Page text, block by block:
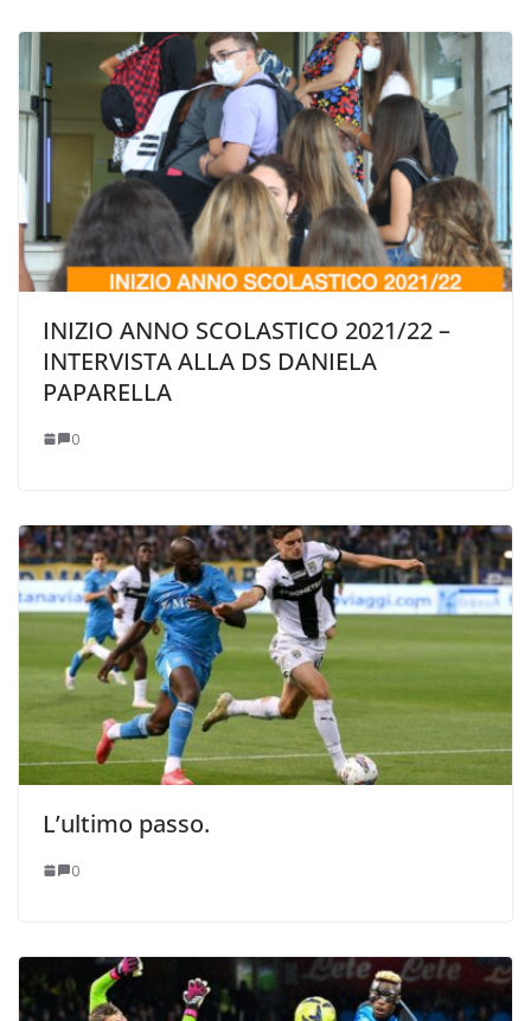
INIZIO ANNO SCOLASTICO 2021/22 –
INTERVISTA ALLA DS DANIELA
PAPARELLA
0
L’ultimo passo.
0